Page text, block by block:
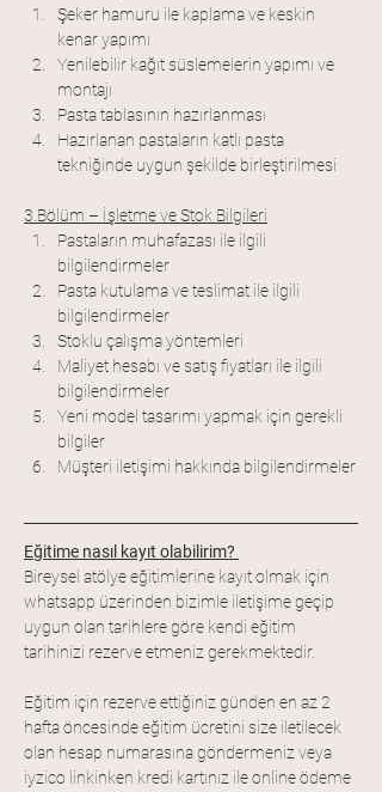
Şeker hamuru ile kaplama ve keskin
kenar yapımı
Yenilebilir kağıt süslemelerin yapımı ve
montajı
Pasta tablasının hazırlanması
Hazırlanan pastaların katlı pasta
tekniğinde uygun şekilde birleştirilmesi
3.Bölüm – İşletme ve Stok Bilgileri
Pastaların muhafazası ile ilgili
bilgilendirmeler
Pasta kutulama ve teslimat ile ilgili
bilgilendirmeler
Stoklu çalışma yöntemleri
Maliyet hesabı ve satış fiyatları ile ilgili
bilgilendirmeler
Yeni model tasarımı yapmak için gerekli
bilgiler
Müşteri iletişimi hakkında bilgilendirmeler
Eğitime nasıl kayıt olabilirim?
Bireysel atölye eğitimlerine kayıt olmak için
whatsapp üzerinden bizimle iletişime geçip
uygun olan tarihlere göre kendi eğitim
tarihinizi rezerve etmeniz gerekmektedir.
Eğitim için rezerve ettiğiniz günden en az 2
hafta öncesinde eğitim ücretini size iletilecek
olan hesap numarasına göndermeniz veya
iyzico linkinken kredi kartınız ile online ödeme